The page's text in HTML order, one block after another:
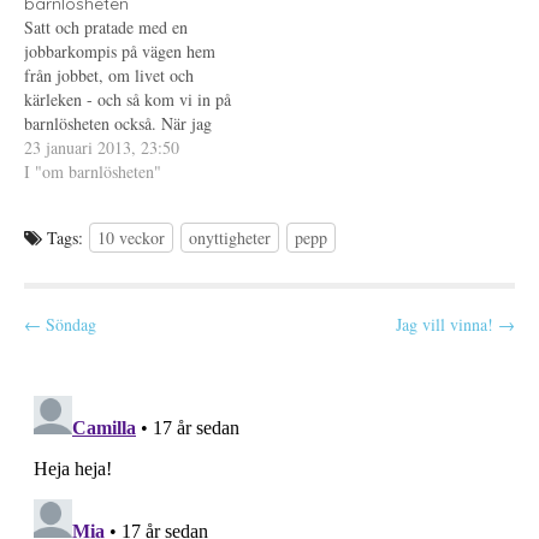
n
s
t
e
r
t
f
ö
n
t
e
r
Satt och pratade med en
jobbarkompis på vägen hem
från jobbet, om livet och
kärleken - och så kom vi in på
barnlösheten också. När jag
berättar att jag varit gift så är
det många som som blir
ögonbrynen och utbrister:
"Har du varit gift?" Man…
23 januari 2013, 23:50
I "om barnlösheten"
Tags: 10 veckor onyttigheter pepp
P
s
n
a
← Söndag Jag vill vinna! →